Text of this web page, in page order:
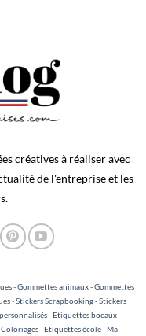
créatives à réaliser avec
de l'entreprise et les
-Gommettes animaux-Gommettes
-Stickers Scrapbooking - Stickers
-Etiquettes bocaux-
-Etiquettes école-Ma